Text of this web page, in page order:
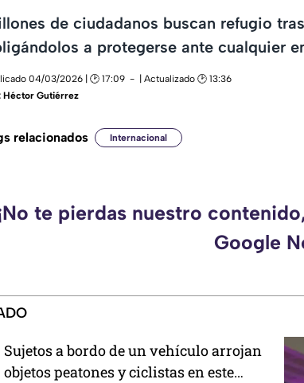
de ciudadanos buscan refugio
a protegerse ante cualquier
04/03/2026 | 🕑 17:09
| Actualizado 🕑 13:36
Héctor Gutiérrez
relacionados Internacional
te pierdas nuestro
Google
Sujetos a bordo de un vehículo arrojan
objetos peatones y ciclistas en este